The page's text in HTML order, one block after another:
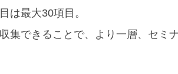
は最大30項目。
集できることで、より一層、セミ